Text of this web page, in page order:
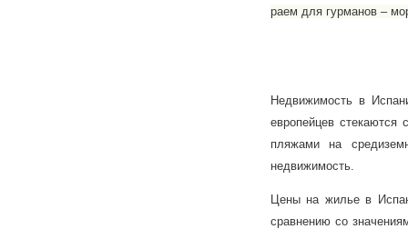
раем для гурманов –
Недвижимость в
европейцев
пляжами на
недвижимость.
Цены на жилье в
сравнению со